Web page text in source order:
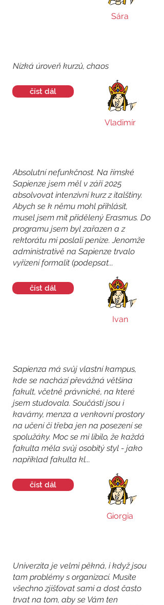
Sára
Nízká úroveň kurzů, chaos
číst dál
Vladimír
Absolutní nefunkčnost. Na římské
Sapienze jsem měl v září 2025
absolvovat intenzivní kurz z italštiny.
Abych se k němu mohl přihlásit,
musel jsem mít přidělený Erasmus. Do
programu jsem byl zařazen a z
rektorátu mi poslali peníze. Jenomže
administrativě na Sapienze trvalo
vyřízení formalit (podepsat...
číst dál
Ivan
Sapienza má svůj vlastní kampus,
kde se nachází převážná většina
fakult, včetně právnické, na které
jsem studovala. Součástí jsou i
kavárny, menza a venkovní prostory
na učení či třeba jen na posezení se
spolužáky. Moc se mi líbilo, že každá
fakulta měla svůj osobitý styl - jako
například fakulta kl...
číst dál
Giorgia
Univerzita je velmi pěkná, i když jsou
tam problémy s organizací. Musíte
všechno zjišťovat sami a dost často
trvat na tom, aby se Vám ten